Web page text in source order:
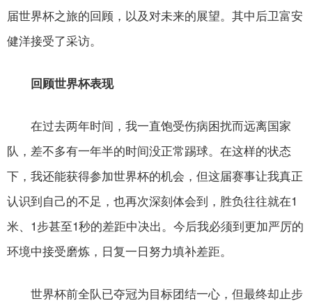
届世界杯之旅的回顾，以及对未来的展望。其中后卫富安
健洋接受了采访。
回顾世界杯表现
在过去两年时间，我一直饱受伤病困扰而远离国家
队，差不多有一年半的时间没正常踢球。在这样的状态
下，我还能获得参加世界杯的机会，但这届赛事让我真正
认识到自己的不足，也再次深刻体会到，胜负往往就在1
米、1步甚至1秒的差距中决出。今后我必须到更加严厉的
环境中接受磨炼，日复一日努力填补差距。
世界杯前全队已夺冠为目标团结一心，但最终却止步